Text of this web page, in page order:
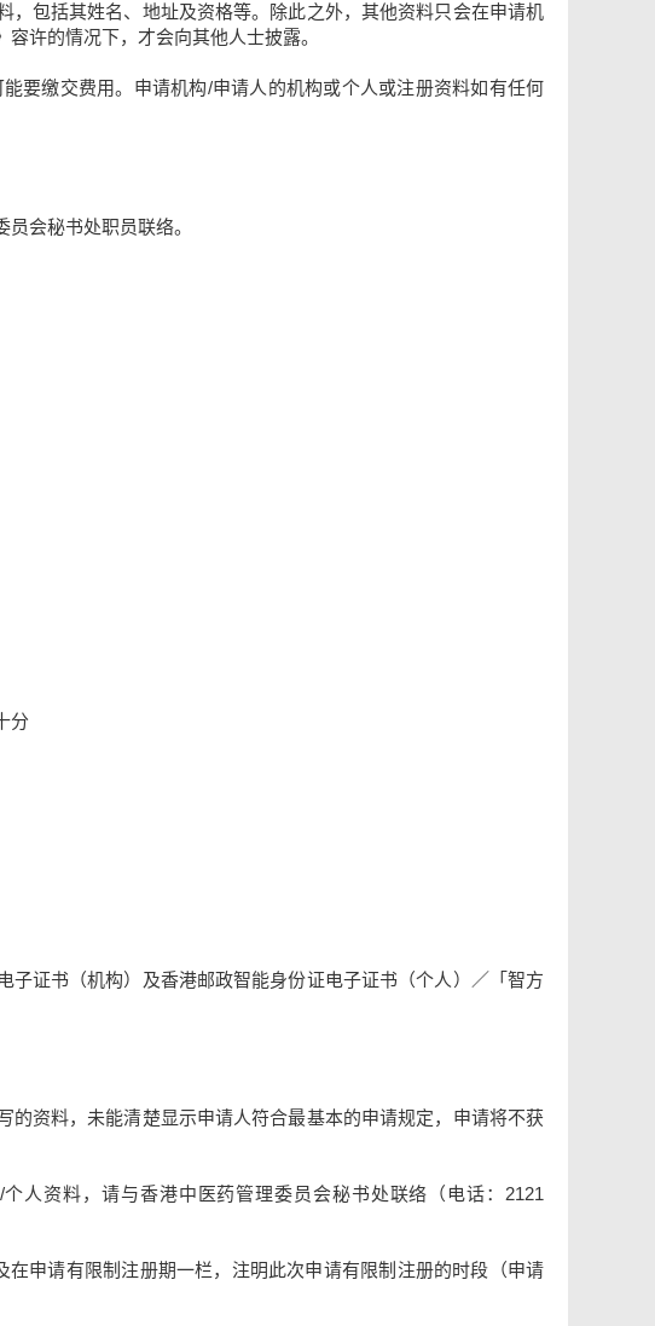
包括其姓名、地址及资格等。除此之外，其他资料只会在申请机
许的情况下，才会向其他人士披露。
要缴交费用。申请机构/申请人的机构或个人或注册资料如有任何
会秘书处职员联络。
分
证书（机构）及香港邮政智能身份证电子证书（个人）／「智方
的资料，未能清楚显示申请人符合最基本的申请规定，申请将不获
人资料，请与香港中医药管理委员会秘书处联络（电话：2121
申请有限制注册期一栏，注明此次申请有限制注册的时段（申请